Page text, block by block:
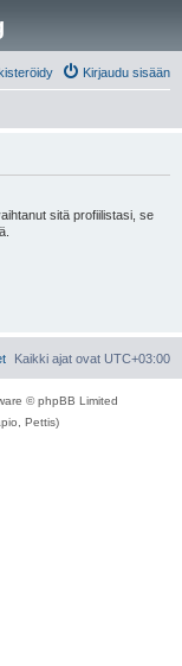
Kirjaudu sisään
sitä profiilistasi, se
Kaikki ajat ovat UTC+03:00
© phpBB Limited
Pettis)